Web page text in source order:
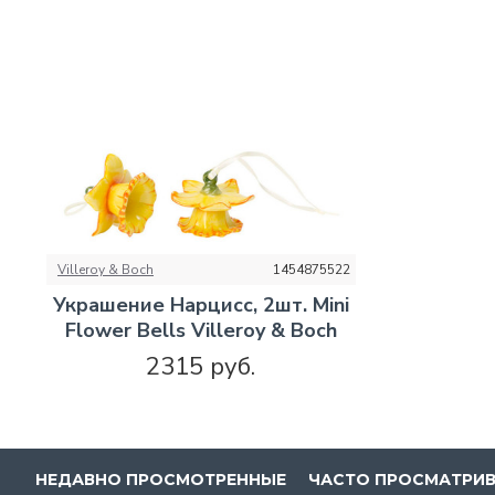
Villeroy & Boch 1454875522
Украшение Нарцисс, 2шт. Mini
Flower Bells Villeroy & Boch
2315 руб.
НЕДАВНО ПРОСМОТРЕННЫЕ ЧАСТО